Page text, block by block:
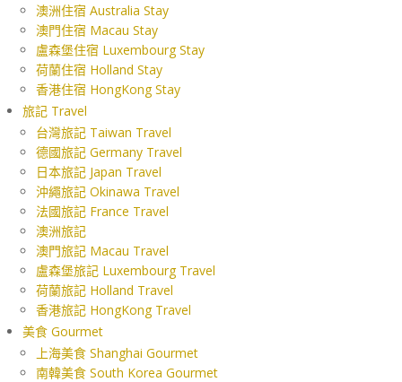
澳洲住宿 Australia Stay
澳門住宿 Macau Stay
盧森堡住宿 Luxembourg Stay
荷蘭住宿 Holland Stay
香港住宿 HongKong Stay
旅記 Travel
台灣旅記 Taiwan Travel
德國旅記 Germany Travel
日本旅記 Japan Travel
沖繩旅記 Okinawa Travel
法國旅記 France Travel
澳洲旅記
澳門旅記 Macau Travel
盧森堡旅記 Luxembourg Travel
荷蘭旅記 Holland Travel
香港旅記 HongKong Travel
美食 Gourmet
上海美食 Shanghai Gourmet
南韓美食 South Korea Gourmet